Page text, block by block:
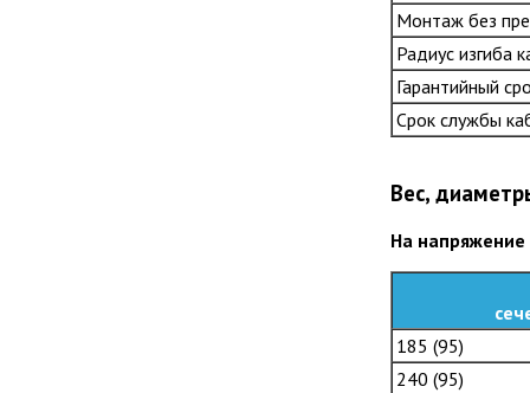
Монтаж без
Радиус изгиба
Гарантийный
Срок службы
Вес,
На
185 (95)
240 (95)